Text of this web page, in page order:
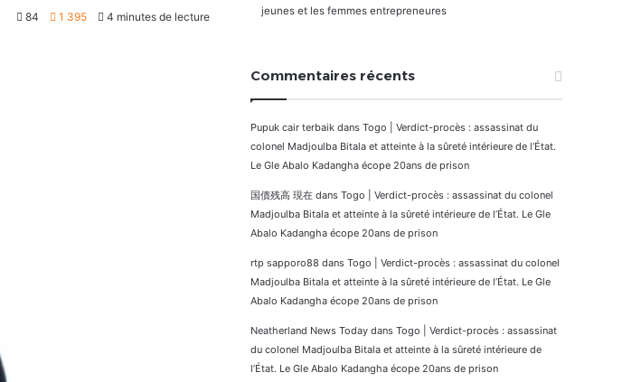
84 1 395 4 minutes de lecture
jeunes et les femmes entrepreneures
Commentaires récents
Pupuk cair terbaik dans Togo | Verdict-procès : assassinat du
colonel Madjoulba Bitala et atteinte à la sûreté intérieure de l’État.
Le Gle Abalo Kadangha écope 20ans de prison
国債残高 現在 dans Togo | Verdict-procès : assassinat du colonel
Madjoulba Bitala et atteinte à la sûreté intérieure de l’État. Le Gle
Abalo Kadangha écope 20ans de prison
rtp sapporo88 dans Togo | Verdict-procès : assassinat du colonel
Madjoulba Bitala et atteinte à la sûreté intérieure de l’État. Le Gle
Abalo Kadangha écope 20ans de prison
Neatherland News Today dans Togo | Verdict-procès : assassinat
du colonel Madjoulba Bitala et atteinte à la sûreté intérieure de
l’État. Le Gle Abalo Kadangha écope 20ans de prison